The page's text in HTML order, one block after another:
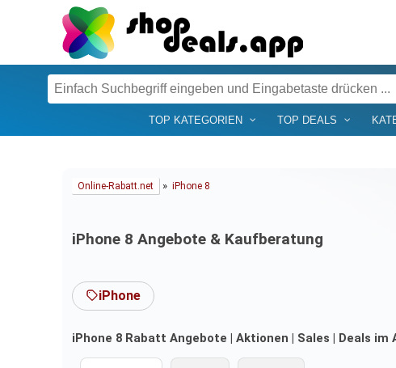
TOP KATEGORIEN TOP DEALS
Online-Rabatt.net » iPhone 8
iPhone 8 Angebote & Kaufberatung
iPhone
iPhone 8 Rabatt Angebote | Aktionen | Sales | Deals im